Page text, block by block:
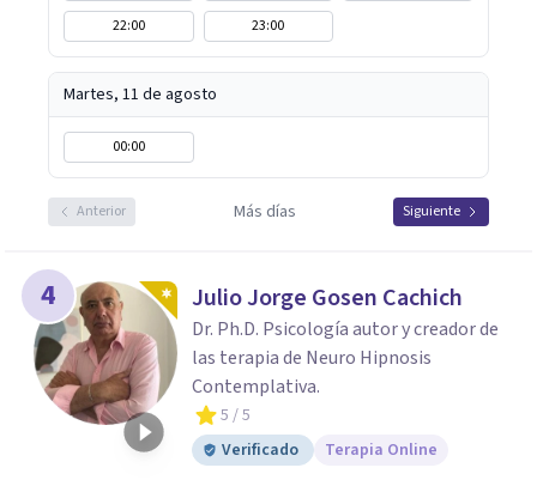
22:00 23:00
Martes, 11 de agosto
00:00
Anterior Más días Siguiente
4 Julio Jorge Gosen Cachich
Dr. Ph.D. Psicología autor y creador de
las terapia de Neuro Hipnosis
Contemplativa.
5 / 5
Verificado
Terapia Online